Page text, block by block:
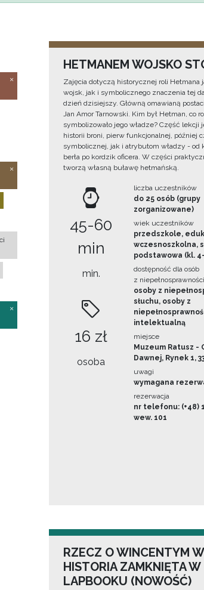
HETMANEM WOJSKO
Zajęcia dotyczą historycznej roli Hetmana
wojsk, jak i symbolicznego znaczenia tej
dzień dzisiejszy. Główną omawianą
Jan Amor Tarnowski. Kim był Hetman, co
symbolizowało jego władze? Część lekcji
historii broni, pierw funkcjonalnej, później
symbolicznej, jak i atrybutom władzy - od
berła po kordzik oficera. W części
tworzą własną buławę hetmańską.
45-60
min
min.
16 zł
osoba
liczba uczestników
do 25 osób (grupy
zorganizowane)
wiek uczestników
przedszkole,
wczesnoszkolna,
podstawowa (kl.
dostępność dla osób
z
osoby z
słuchu, osoby z
intelektualną
miejsce
Muzeum Ratusz -
Dawnej, Rynek 1,
uwagi
wymagana
rezerwacja
nr telefonu: (+48)
wew. 101
RZECZ O WINCENTYM
HISTORIA ZAMKNIĘTA W
LAPBOOKU (NOWOŚĆ)